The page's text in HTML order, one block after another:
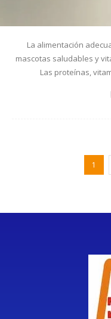
La alimentación
mascotas saludables y
Las proteínas,
1